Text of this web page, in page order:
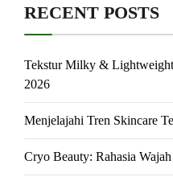
RECENT POSTS
Tekstur Milky &
2026
Menjelajahi Tren Skincare
Cryo Beauty: Rahasia